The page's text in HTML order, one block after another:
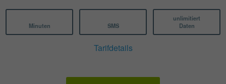
Minuten SMS
unlimitiert
Daten
Tarifdetails